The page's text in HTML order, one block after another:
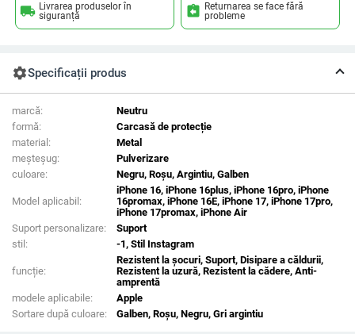
local_shipping Livrarea produselor în
siguranță
assignment_return Returnarea se face fără
probleme
settingsSpecificații produs
marcă:
Neutru
formă:
Carcasă de protecție
material:
Metal
meșteșug:
Pulverizare
culoare:
Negru, Roșu, Argintiu, Galben
Model aplicabil:
iPhone 16, iPhone 16plus, iPhone 16pro, iPhone
16promax, iPhone 16E, iPhone 17, iPhone 17pro,
iPhone 17promax, iPhone Air
Suport personalizare:
Suport
stil:
-1, Stil Instagram
funcție:
Rezistent la șocuri, Suport, Disipare a căldurii,
Rezistent la uzură, Rezistent la cădere, Anti-
amprentă
modele aplicabile:
Apple
Sortare după culoare:
Galben, Roșu, Negru, Gri argintiu